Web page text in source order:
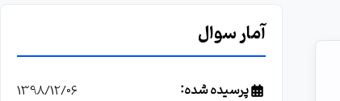
آمار سوال
پرسیده شده: 1398/12/06